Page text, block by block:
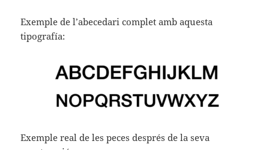
Exemple de l’abecedari complet amb aquesta
tipografía:
Exemple real de les peces després de la seva